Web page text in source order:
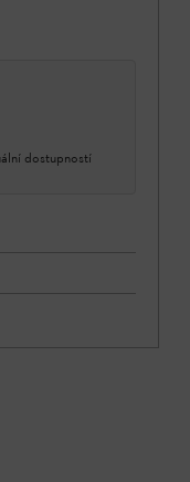
dostupností